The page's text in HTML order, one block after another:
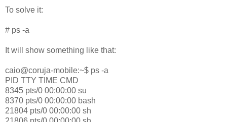
To solve it:
# ps -a
It will show something like that:
caio@coruja-mobile:~$ ps -a
PID TTY TIME CMD
8345 pts/0 00:00:00 su
8370 pts/0 00:00:00 bash
21804 pts/0 00:00:00 sh